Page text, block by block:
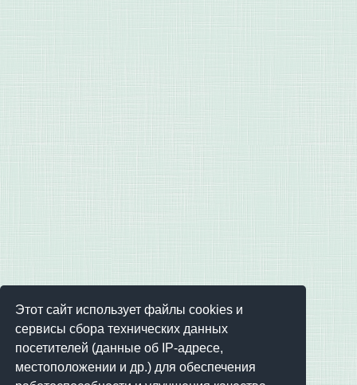
Этот сайт использует файлы cookies и
сервисы сбора технических данных
посетителей (данные об IP-адресе,
местоположении и др.) для обеспечения